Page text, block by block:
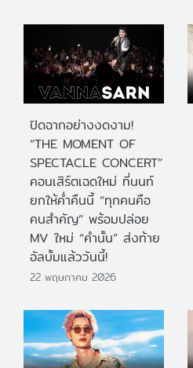
ปิดฉากอย่างงดงาม!
“THE MOMENT OF
SPECTACLE CONCERT”
คอนเสิร์ตเฉดใหม่ ที่นนท์
ยกให้ค่ำคืนนี้ “ทุกคนคือ
คนสำคัญ” พร้อมปล่อย
MV ใหม่ “คำนั้น” ส่งท้าย
อัลบั้มแล้ววันนี้!
22 พฤษภาคม 2026